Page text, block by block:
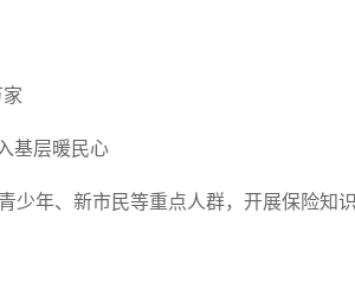
基层暖民心
少年、新市民等重点人群， 开展保险知